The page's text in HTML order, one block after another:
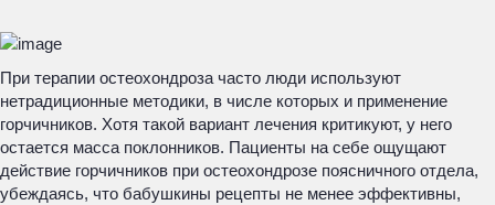
При терапии остеохондроза часто люди используют
нетрадиционные методики, в числе которых и применение
горчичников. Хотя такой вариант лечения критикуют, у него
остается масса поклонников. Пациенты на себе ощущают
действие горчичников при остеохондрозе поясничного отдела,
убеждаясь, что бабушкины рецепты не менее эффективны,